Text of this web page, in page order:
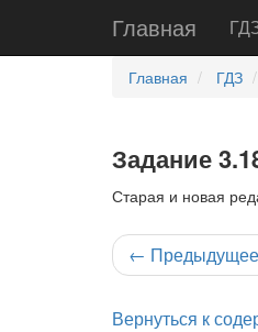
Главная
Главная ГДЗ
Задание
Старая и новая
← Предыдущее
Вернуться к